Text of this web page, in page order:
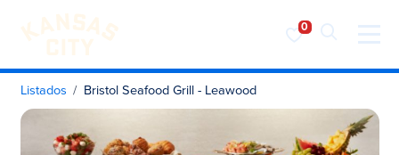
Visita KC
Ir al contenido
Listados Bristol Seafood Grill - Leawood